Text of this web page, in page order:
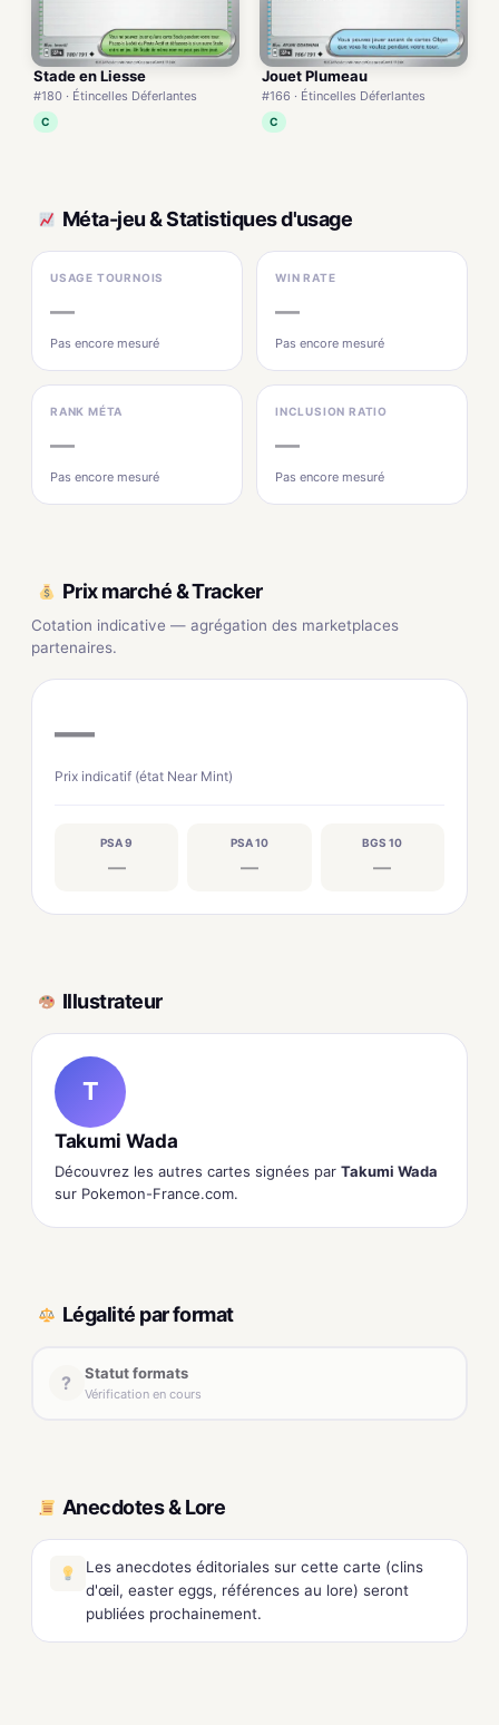
Stade en Liesse
#180 · Étincelles Déferlantes
C
Jouet Plumeau
#166 · Étincelles Déferlantes
C
Méta-jeu & Statistiques d'usage
USAGE TOURNOIS
—
Pas encore mesuré
WIN RATE
—
Pas encore mesuré
RANK MÉTA
—
Pas encore mesuré
INCLUSION RATIO
—
Pas encore mesuré
Prix marché & Tracker
Cotation indicative — agrégation des marketplaces
partenaires.
—
Prix indicatif (état Near Mint)
PSA 9
—
PSA 10
—
BGS 10
—
Illustrateur
T
Takumi Wada
Découvrez les autres cartes signées par Takumi Wada
sur Pokemon-France.com.
Légalité par format
? Statut formats
Vérification en cours
Anecdotes & Lore
Les anecdotes éditoriales sur cette carte (clins
d'œil, easter eggs, références au lore) seront
publiées prochainement.